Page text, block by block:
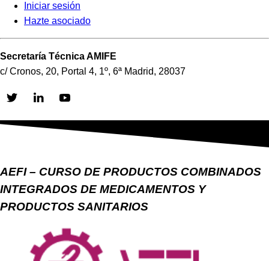
Iniciar sesión
Hazte asociado
Secretaría Técnica AMIFE
c/ Cronos, 20, Portal 4, 1º, 6ª Madrid, 28037
Skip
AEFI – CURSO DE PRODUCTOS COMBINADOS
INTEGRADOS DE MEDICAMENTOS Y
PRODUCTOS SANITARIOS